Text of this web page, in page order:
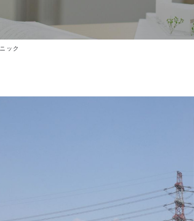
ック